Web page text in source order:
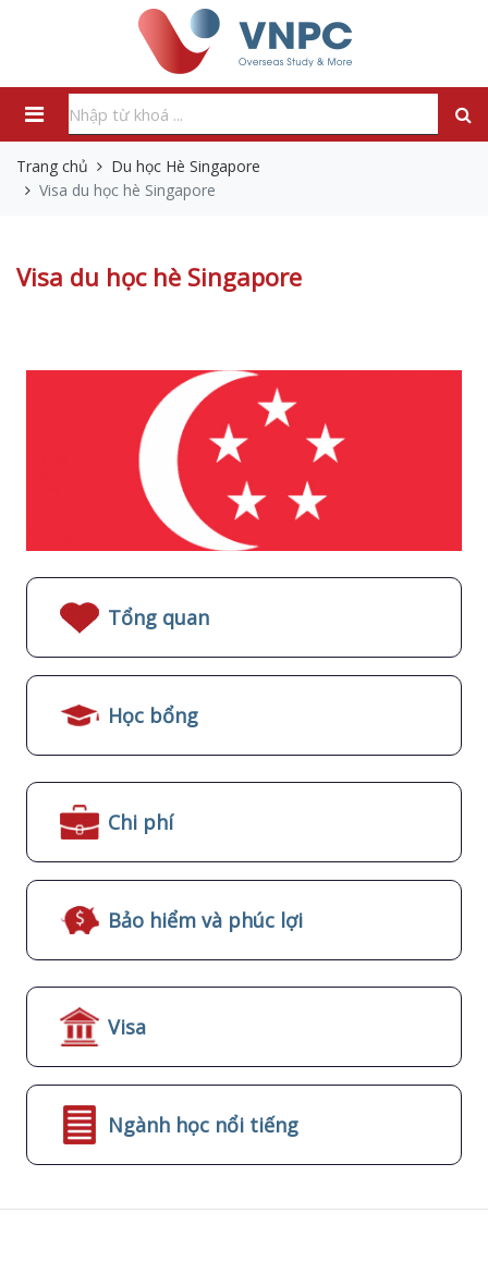
Trang chủ
Du học Hè Singapore
Visa du học hè Singapore
Visa du học hè Singapore
Tổng quan
Học bổng
Chi phí
Bảo hiểm và phúc lợi
Visa
Ngành học nổi tiếng